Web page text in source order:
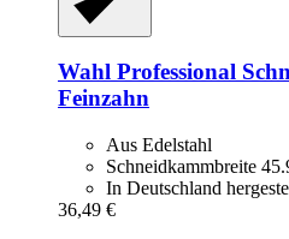
Wahl Professional
Feinzahn
Aus Edelstahl
Schneidkammbreite
In Deutschland
36,49 €